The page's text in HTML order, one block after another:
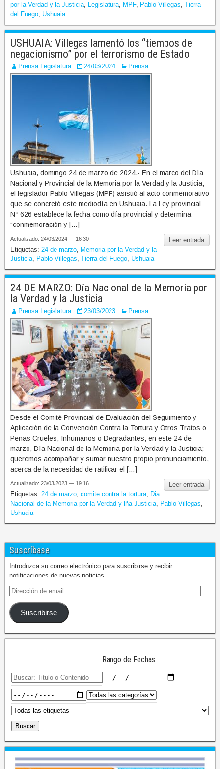
por la Verdad y la Justicia
Legislatura MPF, Pablo Villegas Tierra
del Fuego Ushuaia
USHUAIA: Villegas lamentó los “tiempos de
negacionismo” por el terrorismo de Estado
Prensa Legislatura 24/03/2024 Prensa
Ushuaia, domingo 24 de marzo de 2024.- En el marco del Día
Nacional y Provincial de la Memoria por la Verdad y la Justicia,
el legislador Pablo Villegas (MPF) asistió al acto conmemorativo
que se concretó este mediodía en Ushuaia. La Ley provincial
Nº 626 establece la fecha como día provincial y determina
“conmemoración y […]
Leer entrada
Actualizado: 24/03/2024 — 16:30
Etiquetas: 24 de marzo
Memoria por la Verdad y la
Justicia
Pablo Villegas Tierra del Fuego Ushuaia
24 DE MARZO: Día Nacional de la Memoria por
la Verdad y la Justicia
Prensa Legislatura 23/03/2023 Prensa
Desde el Comité Provincial de Evaluación del Seguimiento y
Aplicación de la Convención Contra la Tortura y Otros Tratos o
Penas Crueles, Inhumanos o Degradantes, en este 24 de
marzo, Día Nacional de la Memoria por la Verdad y la Justicia;
queremos acompañar y sumar nuestro propio pronunciamiento,
acerca de la necesidad de ratificar el […]
Leer entrada
Actualizado: 23/03/2023 — 19:16
Etiquetas: 24 de marzo comite contra la tortura
Dia
Nacional de la Memoria por la Verdad y lña Justicia
Pablo Villegas
Ushuaia
Suscríbase
Introduzca su correo electrónico para suscribirse y recibir
notificaciones de nuevas noticias.
Suscribirse
Rango de Fechas